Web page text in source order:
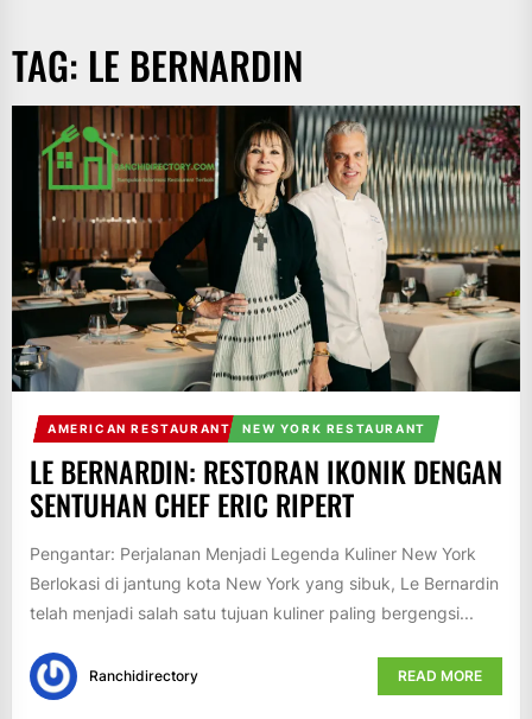
TAG: LE BERNARDIN
AMERICAN RESTAURANT NEW YORK RESTAURANT
LE BERNARDIN: RESTORAN IKONIK DENGAN
SENTUHAN CHEF ERIC RIPERT
Pengantar: Perjalanan Menjadi Legenda Kuliner New York
Berlokasi di jantung kota New York yang sibuk, Le Bernardin
telah menjadi salah satu tujuan kuliner paling bergengsi...
Ranchidirectory READ MORE